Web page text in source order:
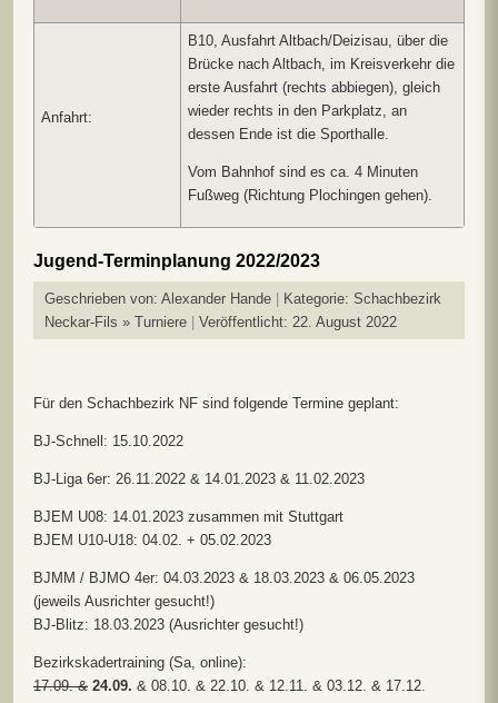
Anfahrt:
B10, Ausfahrt Altbach/Deizisau, über die
Brücke nach Altbach, im Kreisverkehr die
erste Ausfahrt (rechts abbiegen), gleich
wieder rechts in den Parkplatz, an
dessen Ende ist die Sporthalle.
Vom Bahnhof sind es ca. 4 Minuten
Fußweg (Richtung Plochingen gehen).
Jugend-Terminplanung 2022/2023
Geschrieben von: Alexander Hande Kategorie: Schachbezirk
Neckar-Fils » Turniere
Veröffentlicht: 22. August 2022
Für den Schachbezirk NF sind folgende Termine geplant:
BJ-Schnell: 15.10.2022
BJ-Liga 6er: 26.11.2022 & 14.01.2023 & 11.02.2023
BJEM U08: 14.01.2023 zusammen mit Stuttgart
BJEM U10-U18: 04.02. + 05.02.2023
BJMM / BJMO 4er: 04.03.2023 & 18.03.2023 & 06.05.2023
(jeweils Ausrichter gesucht!)
BJ-Blitz: 18.03.2023 (Ausrichter gesucht!)
Bezirkskadertraining (Sa, online):
17.09. & 24.09. & 08.10. & 22.10. & 12.11. & 03.12. & 17.12.